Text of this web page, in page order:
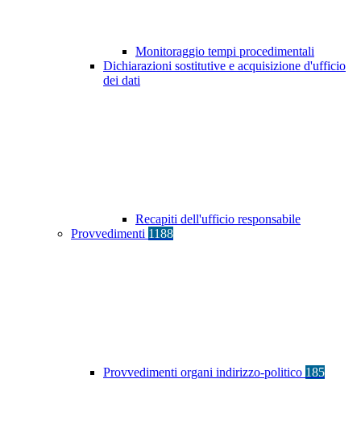
Monitoraggio tempi procedimentali
Dichiarazioni sostitutive e acquisizione d'ufficio
dei dati
Recapiti dell'ufficio responsabile
Provvedimenti 1188
Provvedimenti organi indirizzo-politico 185